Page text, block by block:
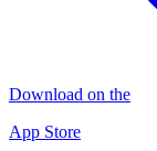
Download on the
App Store